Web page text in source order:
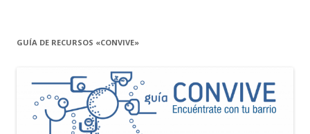
GUÍA DE RECURSOS «CONVIVE»